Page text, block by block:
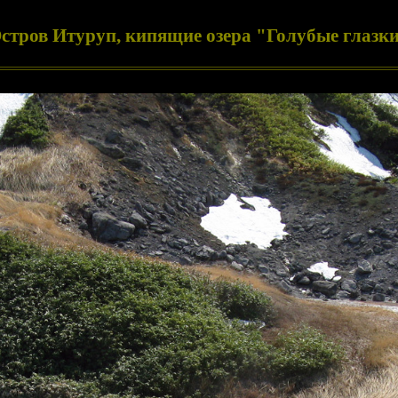
Итуруп, кипящие озера "Голубые